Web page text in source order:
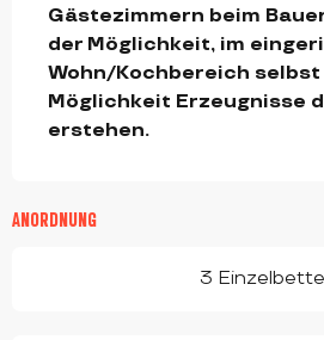
Gästezimmern beim
der Möglichkeit, im
Wohn/Kochbereich selbst
Möglichkeit Erzeugnisse
erstehen.
ANORDNUNG
3